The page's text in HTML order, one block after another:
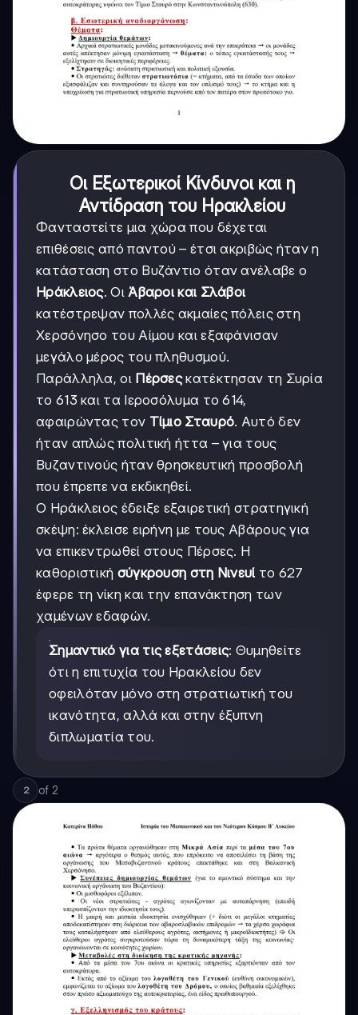
Οι Εξωτερικοί Κίνδυνοι και η
Αντίδραση του Ηρακλείου
Φανταστείτε μια χώρα που δέχεται
επιθέσεις από παντού – έτσι ακριβώς ήταν η
κατάσταση στο Βυζάντιο όταν ανέλαβε ο
Ηράκλειος. ΟιΆβαροι και Σλάβοι
κατέστρεψαν πολλές ακμαίες πόλεις στη
Χερσόνησο του Αίμου και εξαφάνισαν
μεγάλο μέρος του πληθυσμού.
Παράλληλα, οι Πέρσεςκατέκτησαν τη Συρία
το 613 και τα Ιεροσόλυμα το 614,
αφαιρώντας τον Τίμιο Σταυρό. Αυτό δεν
ήταν απλώς πολιτική ήττα – για τους
Βυζαντινούς ήταν θρησκευτική προσβολή
που έπρεπε να εκδικηθεί.
Ο Ηράκλειος έδειξε εξαιρετική στρατηγική
σκέψη: έκλεισε ειρήνη με τους Αβάρους για
να επικεντρωθεί στους Πέρσες. Η
καθοριστική σύγκρουση στη Νινευί το 627
έφερε τη νίκη και την επανάκτηση των
χαμένων εδαφών.
Σημαντικό για τις εξετάσεις: Θυμηθείτε
ότι η επιτυχία του Ηρακλείου δεν
οφειλόταν μόνο στη στρατιωτική του
ικανότητα, αλλά και στην έξυπνη
διπλωματία του.
2 of 2